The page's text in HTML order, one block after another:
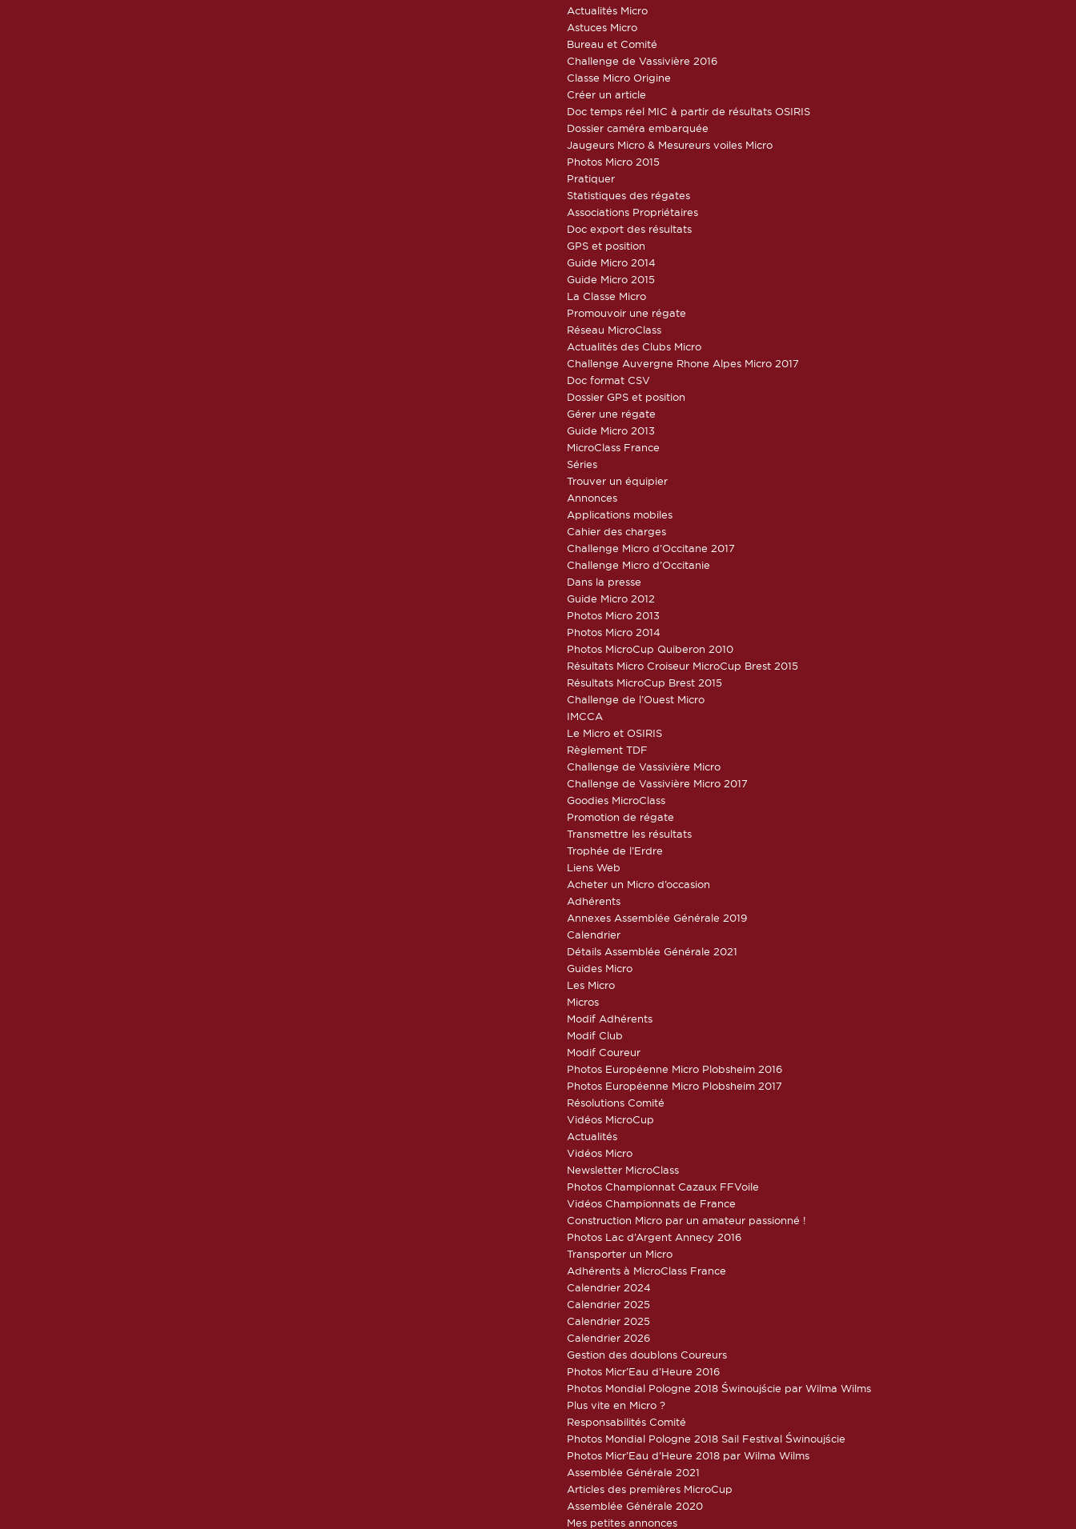
Actualités Micro
Astuces Micro
Bureau et Comité
Challenge de Vassivière 2016
Classe Micro Origine
Créer un article
Doc temps réel MIC à partir de résultats OSIRIS
Dossier caméra embarquée
Jaugeurs Micro & Mesureurs voiles Micro
Photos Micro 2015
Pratiquer
Statistiques des régates
Associations Propriétaires
Doc export des résultats
GPS et position
Guide Micro 2014
Guide Micro 2015
La Classe Micro
Promouvoir une régate
Réseau MicroClass
Actualités des Clubs Micro
Challenge Auvergne Rhone Alpes Micro 2017
Doc format CSV
Dossier GPS et position
Gérer une régate
Guide Micro 2013
MicroClass France
Séries
Trouver un équipier
Annonces
Applications mobiles
Cahier des charges
Challenge Micro d’Occitane 2017
Challenge Micro d’Occitanie
Dans la presse
Guide Micro 2012
Photos Micro 2013
Photos Micro 2014
Photos MicroCup Quiberon 2010
Résultats Micro Croiseur MicroCup Brest 2015
Résultats MicroCup Brest 2015
Challenge de l’Ouest Micro
IMCCA
Le Micro et OSIRIS
Règlement TDF
Challenge de Vassivière Micro
Challenge de Vassivière Micro 2017
Goodies MicroClass
Promotion de régate
Transmettre les résultats
Trophée de l’Erdre
Liens Web
Acheter un Micro d’occasion
Adhérents
Annexes Assemblée Générale 2019
Calendrier
Détails Assemblée Générale 2021
Guides Micro
Les Micro
Micros
Modif Adhérents
Modif Club
Modif Coureur
Photos Européenne Micro Plobsheim 2016
Photos Européenne Micro Plobsheim 2017
Résolutions Comité
Vidéos MicroCup
Actualités
Vidéos Micro
Newsletter MicroClass
Photos Championnat Cazaux FFVoile
Vidéos Championnats de France
Construction Micro par un amateur passionné !
Photos Lac d’Argent Annecy 2016
Transporter un Micro
Adhérents à MicroClass France
Calendrier 2024
Calendrier 2025
Calendrier 2025
Calendrier 2026
Gestion des doublons Coureurs
Photos Micr’Eau d’Heure 2016
Photos Mondial Pologne 2018 Świnoujście par Wilma Wilms
Plus vite en Micro ?
Responsabilités Comité
Photos Mondial Pologne 2018 Sail Festival Świnoujście
Photos Micr’Eau d’Heure 2018 par Wilma Wilms
Assemblée Générale 2021
Articles des premières MicroCup
Assemblée Générale 2020
Mes petites annonces